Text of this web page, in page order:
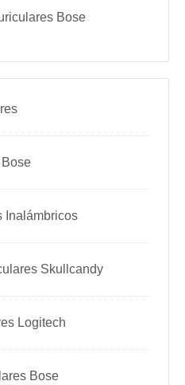
Bose
Inalámbricos
Skullcandy
Logitech
Bose